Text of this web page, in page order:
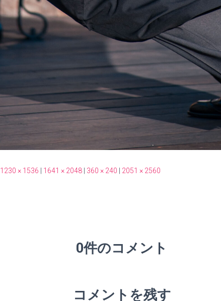
1230 × 1536 1641 × 2048 360 × 240 2051 × 2560
0件のコメント
コメントを残す